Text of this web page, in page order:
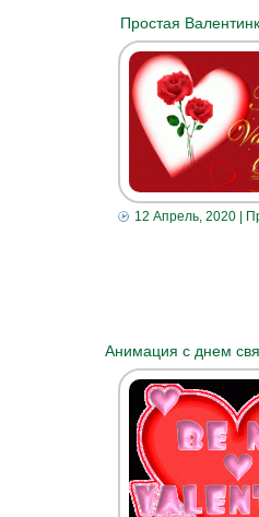
Простая
12 Апрель, 2020|
Анимация с днем